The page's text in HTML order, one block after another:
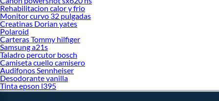
Rehabilitacion calor y frio
Monitor curvo 32 pulgadas
Creatinas Dorian yates
Polaroid
Carteras Tommy hilfiger
Samsung a21s
Taladro percutor bosch
Camiseta cuello camisero
Audifonos Sennheiser
Desodorante vanilla
Tinta epson l395